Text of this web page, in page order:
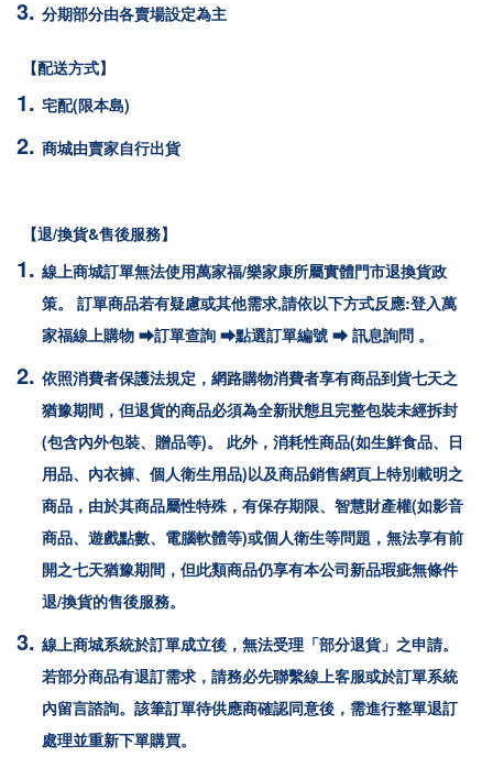
分期部分由各賣場設定為主
【配送方式】
宅配(限本島)
商城由賣家自行出貨
【退/換貨&售後服務】
線上商城訂單無法使用萬家福/樂家康所屬實體門市退換貨政
策。 訂單商品若有疑慮或其他需求,請依以下方式反應:登入萬
家福線上購物 ⮕訂單查詢 ⮕點選訂單編號 ⮕ 訊息詢問 。
依照消費者保護法規定，網路購物消費者享有商品到貨七天之
猶豫期間，但退貨的商品必須為全新狀態且完整包裝未經拆封
(包含內外包裝、贈品等)。 此外，消耗性商品(如生鮮食品、日
用品、內衣褲、個人衛生用品)以及商品銷售網頁上特別載明之
商品，由於其商品屬性特殊，有保存期限、智慧財產權(如影音
商品、遊戲點數、電腦軟體等)或個人衛生等問題，無法享有前
開之七天猶豫期間，但此類商品仍享有本公司新品瑕疵無條件
退/換貨的售後服務。
線上商城系統於訂單成立後，無法受理「部分退貨」之申請。
若部分商品有退訂需求，請務必先聯繫線上客服或於訂單系統
內留言諮詢。該筆訂單待供應商確認同意後，需進行整單退訂
處理並重新下單購買。